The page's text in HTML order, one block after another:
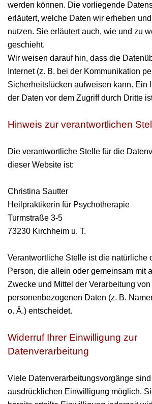
werden können. Die vorliegende
erläutert, welche Daten wir erheben
nutzen. Sie erläutert auch, wie und zu
geschieht.
Wir weisen darauf hin, dass die
Internet (z. B. bei der Kommunikation
Sicherheitslücken aufweisen kann. Ein
der Daten vor dem Zugriff durch Dritte
Hinweis zur verantwortlichen
Die verantwortliche Stelle für die
dieser Website ist:
Christina Sautter
Heilpraktikerin für Psychotherapie
Turmstraße 3-5
73230 Kirchheim u. T.
Verantwortliche Stelle ist die natürliche
Person, die allein oder gemeinsam mit
Zwecke und Mittel der Verarbeitung von
personenbezogenen Daten (z. B.
o. Ä.) entscheidet.
Widerruf Ihrer Einwilligung zur
Datenverarbeitung
Viele Datenverarbeitungsvorgänge
ausdrücklichen Einwilligung möglich.